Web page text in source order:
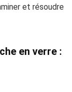
et résoudre
en verre :